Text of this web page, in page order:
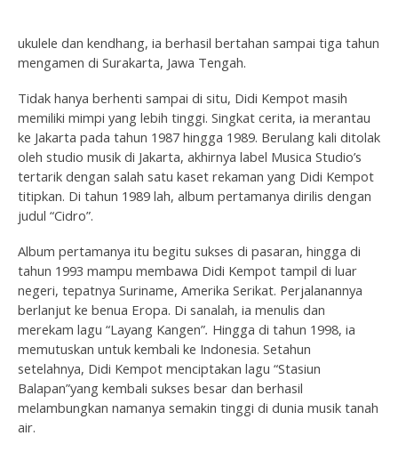
ukulele dan kendhang, ia berhasil bertahan sampai tiga tahun
mengamen di Surakarta, Jawa Tengah.
Tidak hanya berhenti sampai di situ, Didi Kempot masih
memiliki mimpi yang lebih tinggi. Singkat cerita, ia merantau
ke Jakarta pada tahun 1987 hingga 1989. Berulang kali ditolak
oleh studio musik di Jakarta, akhirnya label Musica Studio’s
tertarik dengan salah satu kaset rekaman yang Didi Kempot
titipkan. Di tahun 1989 lah, album pertamanya dirilis dengan
judul “Cidro”.
Album pertamanya itu begitu sukses di pasaran, hingga di
tahun 1993 mampu membawa Didi Kempot tampil di luar
negeri, tepatnya Suriname, Amerika Serikat. Perjalanannya
berlanjut ke benua Eropa. Di sanalah, ia menulis dan
merekam lagu “Layang Kangen”. Hingga di tahun 1998, ia
memutuskan untuk kembali ke Indonesia. Setahun
setelahnya, Didi Kempot menciptakan lagu “Stasiun
Balapan”yang kembali sukses besar dan berhasil
melambungkan namanya semakin tinggi di dunia musik tanah
air.